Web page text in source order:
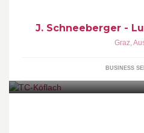
J. Schneeberger -
Graz,
BUSINESS